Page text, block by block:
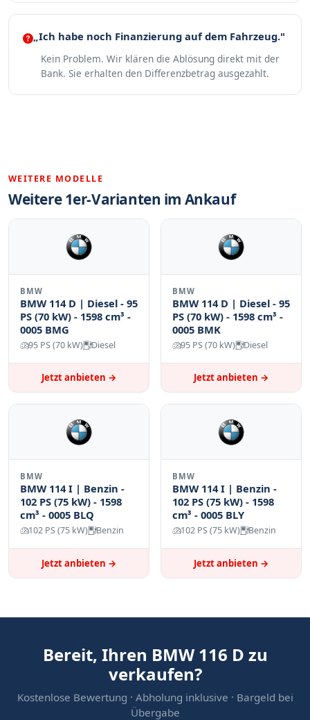
„Ich habe noch Finanzierung auf dem Fahrzeug."
Kein Problem. Wir klären die Ablösung direkt mit der
Bank. Sie erhalten den Differenzbetrag ausgezahlt.
WEITERE MODELLE
Weitere 1er-Varianten im Ankauf
BMW
BMW 114 D | Diesel - 95
PS (70 kW) - 1598 cm³ -
0005 BMG
95 PS (70 kW) Diesel
Jetzt anbieten →
BMW
BMW 114 D | Diesel - 95
PS (70 kW) - 1598 cm³ -
0005 BMK
95 PS (70 kW) Diesel
Jetzt anbieten →
BMW
BMW 114 I | Benzin -
102 PS (75 kW) - 1598
cm³ - 0005 BLQ
102 PS (75 kW) Benzin
Jetzt anbieten →
BMW
BMW 114 I | Benzin -
102 PS (75 kW) - 1598
cm³ - 0005 BLY
102 PS (75 kW) Benzin
Jetzt anbieten →
Bereit, Ihren BMW 116 D zu
verkaufen?
Kostenlose Bewertung · Abholung inklusive · Bargeld bei
Übergabe